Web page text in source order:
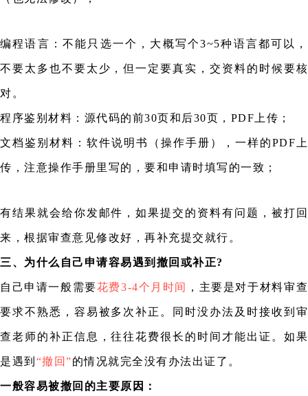
编程语言：不能只选一个，大概写个3~5种语言都可以，
不要太多也不要太少 ，但一定要真实，交资料的时候要核
对。
程序鉴别材料：源代码的前30页和后30页，PDF上传；
文档鉴别材料：软件说明书（操作手册），一样的PDF上
传，注意操作手册里写的，要和申请时填写的一致；
有结果就会给你发邮件，如果提交的资料有问题，被打回
来，根据审查意见修改好，再补充提交就行。
三、为什么自己申请容易遇到撤回或补正?
自己申请一般需要花费3-4个月时间 ，主要是对于材料审查
要求不熟悉，容易被多次补正。同时没办法及时接收到审
查老师的补正信息，往往花费很长的时间才能出证。如果
是遇到 “撤回”的情况就完全没有办法出证了。
一般容易被撤回的主要原因：